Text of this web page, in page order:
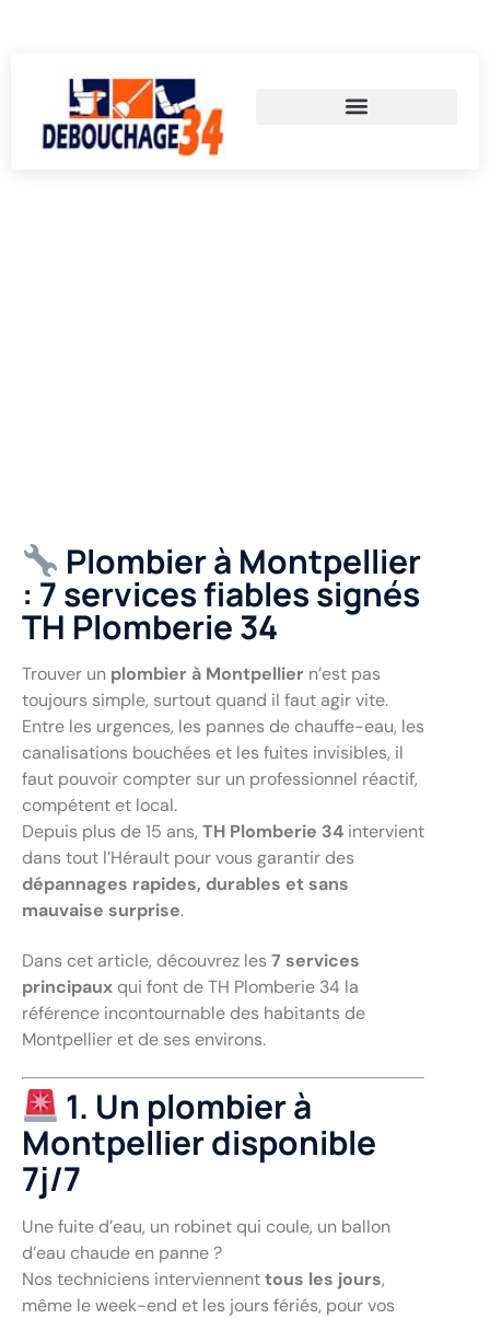
Plombier à Montpellier
: 7 services fiables signés
TH Plomberie 34
Trouver un plombier à Montpellier n’est pas
toujours simple, surtout quand il faut agir vite.
Entre les urgences, les pannes de chauffe-eau, les
canalisations bouchées et les fuites invisibles, il
faut pouvoir compter sur un professionnel réactif,
compétent et local.
Depuis plus de 15 ans, TH Plomberie 34 intervient
dans tout l’Hérault pour vous garantir des
dépannages rapides, durables et sans
mauvaise surprise.
Dans cet article, découvrez les7 services
principaux qui font de TH Plomberie 34 la
référence incontournable des habitants de
Montpellier et de ses environs.
1. Un plombier à
Montpellier disponible
7j/7
Une fuite d’eau, un robinet qui coule, un ballon
d’eau chaude en panne ?
Nos techniciens interviennenttous les jours,
même le week-end et les jours fériés, pour vos